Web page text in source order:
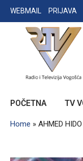
Skip
to
WEBMAIL PRIJAVA
RADIO
POČETNA TV
Home » AHMED